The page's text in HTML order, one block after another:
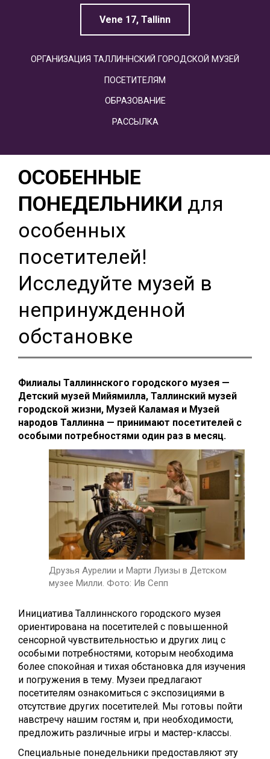
Vene 17, Tallinn
ОРГАНИЗАЦИЯ ТАЛЛИННСКИЙ ГОРОДСКОЙ МУЗЕЙ
ПОСЕТИТЕЛЯМ
ОБРАЗОВАНИЕ
РАССЫЛКА
ОСОБЕННЫЕ
ПОНЕДЕЛЬНИКИ для
особенных
посетителей!
Исследуйте музей в
непринужденной
обстановке
Филиалы Таллиннского городского музея —
Детский музей Мийямилла, Таллинский музей
городской жизни, Музей Каламая и Музей
народов Таллинна — принимают посетителей с
особыми потребностями один раз в месяц.
Друзья Аурелии и Марти Луизы в Детском
музее Милли. Фото: Ив Сепп
Инициатива Таллиннского городского музея
ориентирована на посетителей с повышенной
сенсорной чувствительностью и других лиц с
особыми потребностями, которым необходима
более спокойная и тихая обстановка для изучения
и погружения в тему. Музеи предлагают
посетителям ознакомиться с экспозициями в
отсутствие других посетителей. Мы готовы пойти
навстречу нашим гостям и, при необходимости,
предложить различные игры и мастер-классы.
Специальные понедельники предоставляют эту